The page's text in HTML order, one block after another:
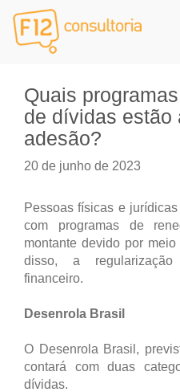
Quais
de dívidas estão
adesão?
20 de junho de 2023
Pessoas físicas e
com programas de
montante devido por
disso, a
financeiro.
Desenrola Brasil
O Desenrola Brasil,
contará com duas
dívidas.